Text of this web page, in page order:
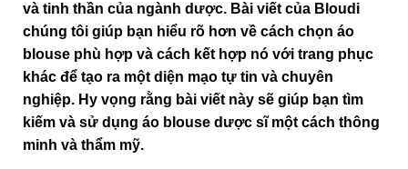
và tinh thần của ngành dược. Bài viết của Bloudi
chúng tôi giúp bạn hiểu rõ hơn về cách chọn áo
blouse phù hợp và cách kết hợp nó với trang phục
khác để tạo ra một diện mạo tự tin và chuyên
nghiệp. Hy vọng rằng bài viết này sẽ giúp bạn tìm
kiếm và sử dụng áo blouse dược sĩ một cách thông
minh và thẩm mỹ.